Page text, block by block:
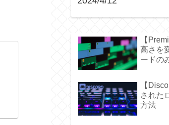
【
高さを
ードの
【
された
方法